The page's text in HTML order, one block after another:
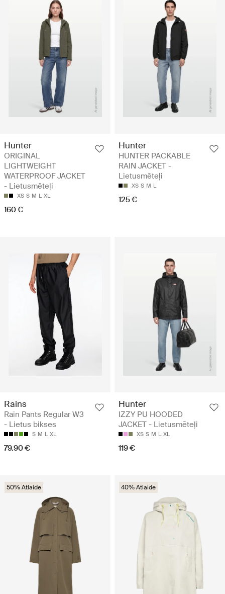
Hunter
ORIGINAL
LIGHTWEIGHT
WATERPROOF JACKET
- Lietusmēteļi
XS S M L XL
160 €
Hunter
HUNTER PACKABLE
RAIN JACKET -
Lietusmēteļi
XS S M L
125 €
Rains
Rain Pants Regular W3
- Lietus bikses
S M L XL
79.90 €
Hunter
IZZY PU HOODED
JACKET - Lietusmēteļi
XS S M L XL
119 €
50% Atlaide 40% Atlaide